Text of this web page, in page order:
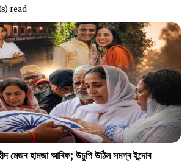
read
মেজৰ হামজা আৰিফ; উচুপি উঠিল সমগ্ৰ ইন্দোৰ